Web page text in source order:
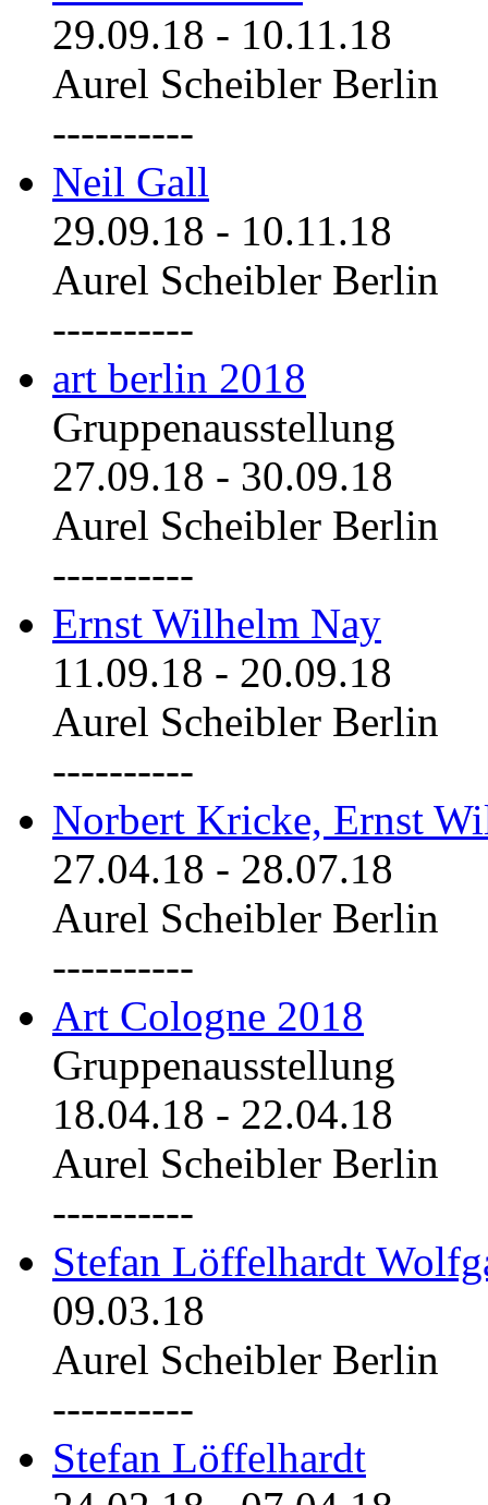
29.09.18 - 10.11.18
Aurel Scheibler Berlin
----------
Neil Gall
29.09.18 - 10.11.18
Aurel Scheibler Berlin
----------
art berlin 2018
Gruppenausstellung
27.09.18 - 30.09.18
Aurel Scheibler Berlin
----------
Ernst Wilhelm Nay
11.09.18 - 20.09.18
Aurel Scheibler Berlin
----------
Norbert Kricke, Ernst
27.04.18 - 28.07.18
Aurel Scheibler Berlin
----------
Art Cologne 2018
Gruppenausstellung
18.04.18 - 22.04.18
Aurel Scheibler Berlin
----------
Stefan Löffelhardt
09.03.18
Aurel Scheibler Berlin
----------
Stefan Löffelhardt